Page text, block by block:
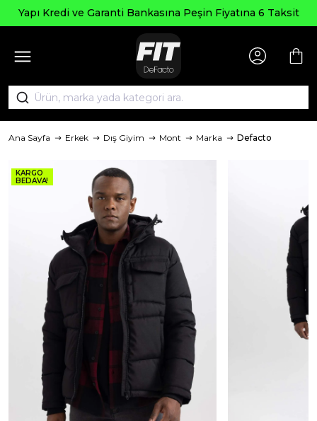
Yapı Kredi ve Garanti Bankasına Peşin Fiyatına 6 Taksit
Ana Sayfa Erkek Dış Giyim Mont Marka Defacto
KARGO
BEDAVA!